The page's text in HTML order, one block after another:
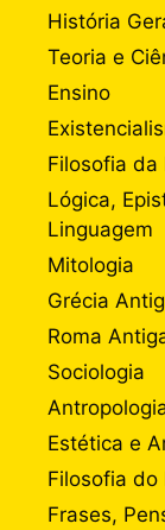
História
Teoria e
Ensino
Filosofia da
Lógica,
Linguagem
Mitologia
Grécia
Roma
Sociologia
Estética e
Filosofia do
Frases,